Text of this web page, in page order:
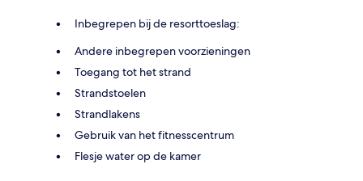
Inbegrepen bij de resorttoeslag:
Andere inbegrepen voorzieningen
Toegang tot het strand
Strandstoelen
Strandlakens
Gebruik van het fitnesscentrum
Flesje water op de kamer